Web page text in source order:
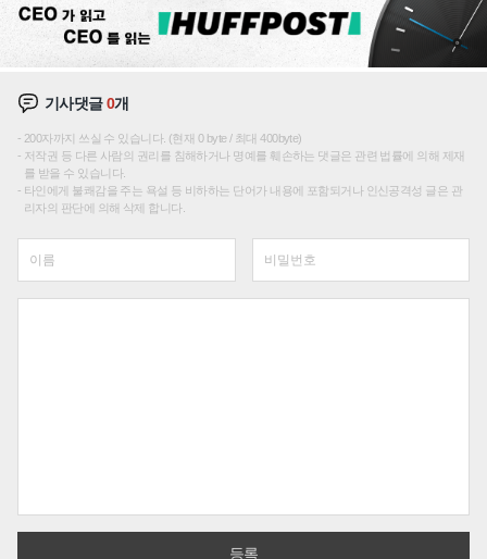
기사댓글0개
200자까지 쓰실 수 있습니다. (현재 0 byte / 최대 400byte)
저작권 등 다른 사람의 권리를 침해하거나 명예를 훼손하는 댓글은 관련 법률에 의해 제재
를 받을 수 있습니다.
타인에게 불쾌감을 주는 욕설 등 비하하는 단어가 내용에 포함되거나 인신공격성 글은 관
리자의 판단에 의해 삭제 합니다.